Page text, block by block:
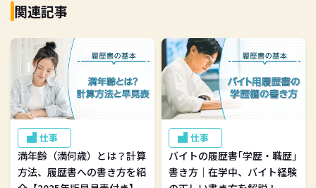
関連記事
仕事
満年齢（満何歳）とは？計算
方法、履歴書への書き方を紹
仕事
バイトの履歴書｢学歴・職歴｣
書き方｜在学中、バイト経験